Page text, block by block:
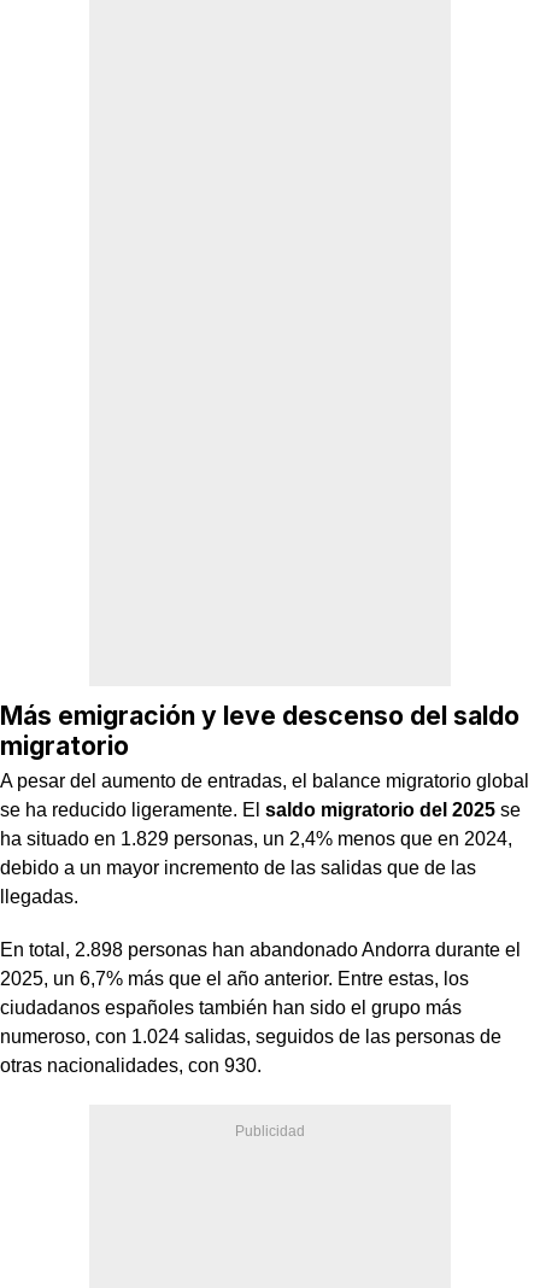
Más emigración y leve descenso del saldo
migratorio
A pesar del aumento de entradas, el balance migratorio global
se ha reducido ligeramente. El saldo migratorio del 2025 se
ha situado en 1.829 personas, un 2,4% menos que en 2024,
debido a un mayor incremento de las salidas que de las
llegadas.
En total, 2.898 personas han abandonado Andorra durante el
2025, un 6,7% más que el año anterior. Entre estas, los
ciudadanos españoles también han sido el grupo más
numeroso, con 1.024 salidas, seguidos de las personas de
otras nacionalidades, con 930.